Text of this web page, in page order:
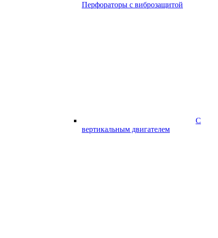
Перфораторы с виброзащитой
С
вертикальным двигателем